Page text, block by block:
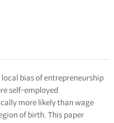
bias of entrepreneurship
self-employed
more likely than wage
of birth. This paper